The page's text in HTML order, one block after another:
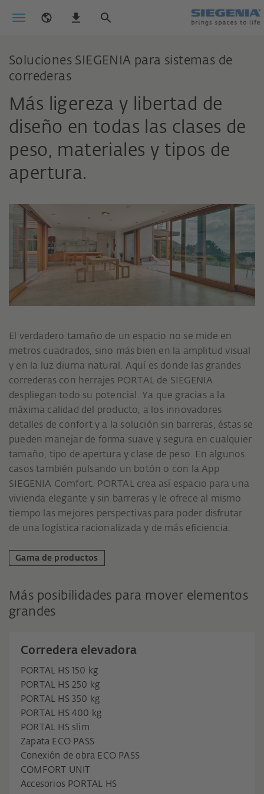
Soluciones SIEGENIA para sistemas de
correderas
Más ligereza y libertad de
diseño en todas las clases de
peso, materiales y tipos de
apertura.
El verdadero tamaño de un espacio no se mide en
metros cuadrados, sino más bien en la amplitud visual
y en la luz diurna natural. Aquí es donde las grandes
correderas con herrajes PORTAL de SIEGENIA
despliegan todo su potencial. Ya que gracias a la
máxima calidad del producto, a los innovadores
detalles de confort y a la solución sin barreras, éstas se
pueden manejar de forma suave y segura en cualquier
tamaño, tipo de apertura y clase de peso. En algunos
casos también pulsando un botón o con la App
SIEGENIA Comfort. PORTAL crea así espacio para una
vivienda elegante y sin barreras y le ofrece al mismo
tiempo las mejores perspectivas para poder disfrutar
de una logística racionalizada y de más eficiencia.
Gama de productos
Más posibilidades para mover elementos
grandes
Corredera elevadora
PORTAL HS 150 kg
PORTAL HS 250 kg
PORTAL HS 350 kg
PORTAL HS 400 kg
PORTAL HS slim
Zapata ECO PASS
Conexión de obra ECO PASS
COMFORT UNIT
Accesorios PORTAL HS